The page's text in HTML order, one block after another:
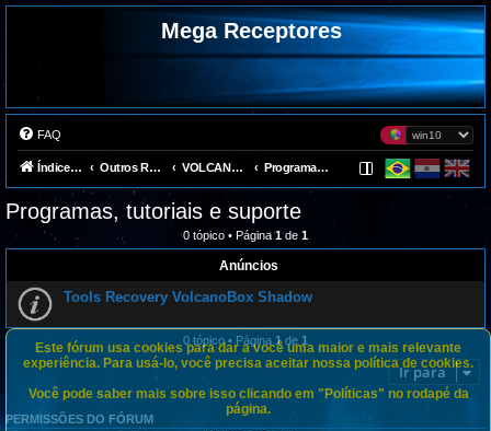
Mega Receptores
FAQ
Índice do fórum Outros Receptores VOLCANOBOX Programas, tutoriais e suporte
Programas, tutoriais e suporte
0 tópico • Página1de 1
Anúncios
Tools Recovery VolcanoBox Shadow
0 tópico • Página 1de 1
Ir para
PERMISSÕES DO FÓRUM
Este fórum usa cookies para dar a você uma maior e mais relevante
experiência. Para usá-lo, você precisa aceitar nossa política de cookies.
Você pode saber mais sobre isso clicando em "Políticas" no rodapé da
página.